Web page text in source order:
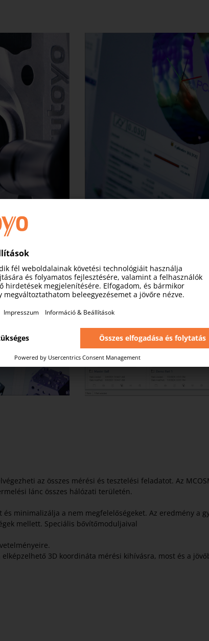
az összes mérési és tesztelési feladatot. Az
lánc összes hálózati területén.
minimalizálja a nem megfelelőségeket. Az eredmény a
mellett. Speciális bővítőmoduljaival
3D koordináta mérési kihívásra, most és a